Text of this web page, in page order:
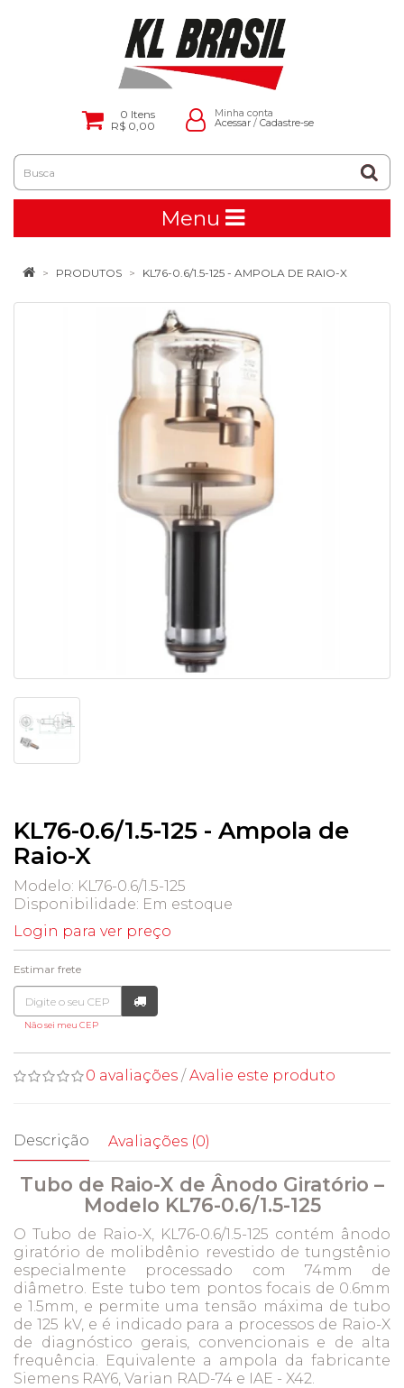
0 Itens
R$ 0,00
Minha conta
Acessar/ Cadastre-se
Menu
PRODUTOS KL76-0.6/1.5-125 - AMPOLA DE RAIO-X
KL76-0.6/1.5-125 - Ampola de
Raio-X
Modelo: KL76-0.6/1.5-125
Disponibilidade: Em estoque
Login para ver preço
Estimar frete
Não sei meu CEP
0 avaliações / Avalie este produto
Descrição Avaliações (0)
Tubo de Raio-X de Ânodo Giratório –
Modelo KL76-0.6/1.5-125
O Tubo de Raio-X, KL76-0.6/1.5-125 contém ânodo
giratório de molibdênio revestido de tungstênio
especialmente processado com 74mm de
diâmetro. Este tubo tem pontos focais de 0.6mm
e 1.5mm, e permite uma tensão máxima de tubo
de 125 kV, e é indicado para a processos de Raio-X
de diagnóstico gerais, convencionais e de alta
frequência. Equivalente a ampola da fabricante
Siemens RAY6, Varian RAD-74 e IAE - X42.